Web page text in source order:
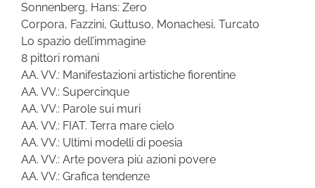
Sonnenberg, Hans: Zero
Corpora, Fazzini, Guttuso, Monachesi, Turcato
Lo spazio dell’immagine
8 pittori romani
AA. VV.: Manifestazioni artistiche fiorentine
AA. VV.: Supercinque
AA. VV.: Parole sui muri
AA. VV.: FIAT. Terra mare cielo
AA. VV.: Ultimi modelli di poesia
AA. VV.: Arte povera più azioni povere
AA. VV.: Grafica tendenze